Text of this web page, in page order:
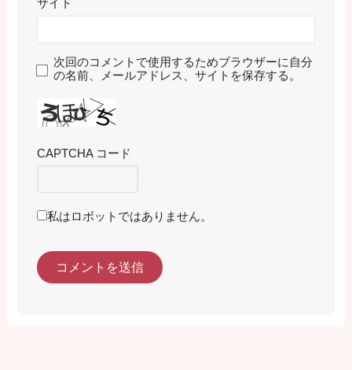
サイト
次回のコメントで使用するためブラウザーに自分
の名前、メールアドレス、サイトを保存する。
CAPTCHA コード
私はロボットではありません。